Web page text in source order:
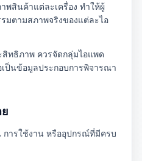
สินค้าแต่ละเครื่อง ทำให้ผู้
มตามสภาพจริงของแต่ละไอ
สิทธิภาพ ควรจัดกลุ่มไอแพด
ป็นข้อมูลประกอบการพิจารณา
การใช้งาน หรืออุปกรณ์ที่มีครบ